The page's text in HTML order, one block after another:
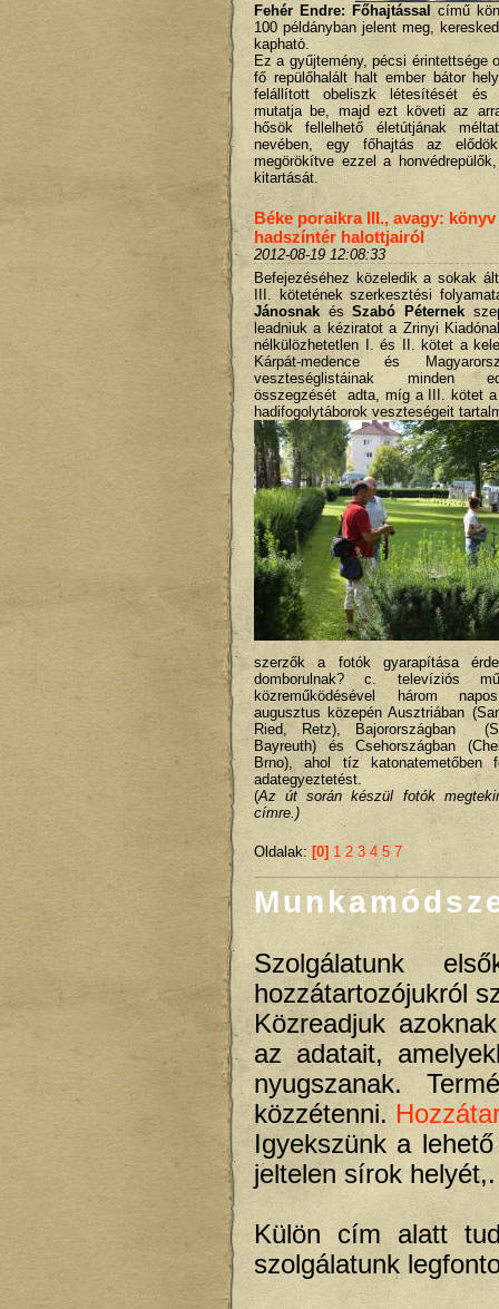
Fehér Endre: Főhajtással
című
100 példányban jelent meg,
kapható.
Ez a gyűjtemény, pécsi érintettsége
fő repülőhalált halt ember bátor
felállított obeliszk létesítését és
mutatja be, majd ezt követi az
hősök fellelhető életútjának
nevében, egy főhajtás az
megörökítve ezzel a
kitartását.
Béke poraikra III., avagy:
hadszíntér halottjairól
2012-08-19 12:08:33
Befejezéséhez közeledik a sokak
III. kötetének szerkesztési
Jánosnak ésSzabó Péternek
leadniuk a kéziratot a Zrinyi
nélkülözhetetlen I. és II. kötet a
Kárpát-medence és
veszteséglistáinak minden
összegzését adta, míg a III. kötet
hadifogolytáborok veszteségeit
szerzők a fotók gyarapítása
domborulnak? c. televíziós
közreműködésével három
augusztus közepén Ausztriában
Ried, Retz), Bajorországban
Bayreuth) és Csehországban
Brno), ahol tíz katonatemetőben
adategyeztetést.
(Az út során készül fotók
címre.)
Oldalak: [0] 1 2 3 4 5 7
Szolgálatunk
hozzátartozójukról
Közreadjuk
az adatait,
nyugszanak.
közzétenni.
Igyekszünk a
jeltelen sírok
Külön cím alatt
szolgálatunk